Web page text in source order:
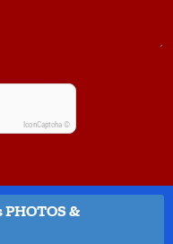
IconCaptcha ©
&